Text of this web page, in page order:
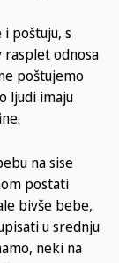
poštuju, s
odnosa
poštujemo
ljudi imaju
na sise
postati
bivše bebe,
u srednju
neki na